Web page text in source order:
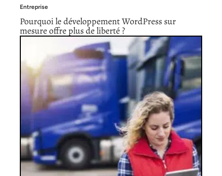
Entreprise
Pourquoi le développement WordPress sur
mesure offre plus de liberté ?